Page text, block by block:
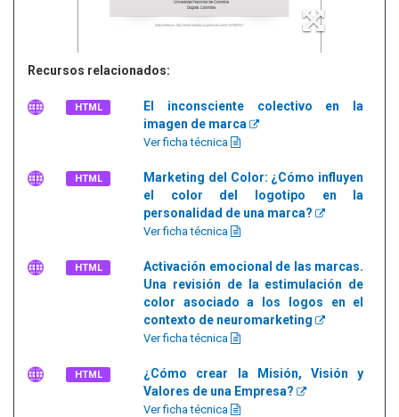
Recursos relacionados:
HTML
El inconsciente colectivo en la
imagen de marca
Ver ficha técnica
HTML
Marketing del Color: ¿Cómo influyen
el color del logotipo en la
personalidad de una marca?
Ver ficha técnica
HTML
Activación emocional de las marcas.
Una revisión de la estimulación de
color asociado a los logos en el
contexto de neuromarketing
Ver ficha técnica
HTML
¿Cómo crear la Misión, Visión y
Valores de una Empresa?
Ver ficha técnica